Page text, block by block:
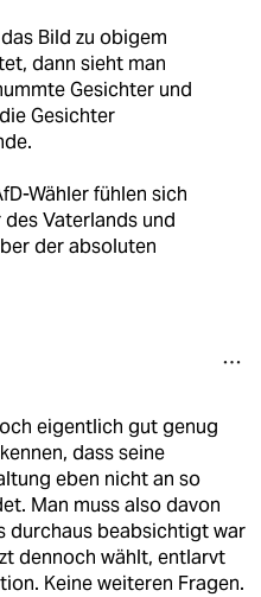
Bild zu obigem
dann sieht man
Gesichter und
Gesichter
Wähler fühlen sich
Vaterlands und
der absoluten
eigentlich gut genug
dass seine
eben nicht an so
Man muss also davon
durchaus beabsichtigt war
dennoch wählt, entlarvt
Keine weiteren Fragen.